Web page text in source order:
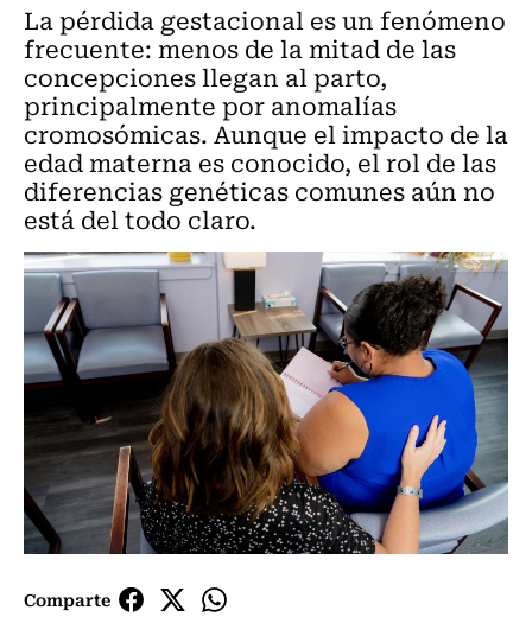
La pérdida gestacional es un fenómeno
frecuente: menos de la mitad de las
concepciones llegan al parto,
principalmente por anomalías
cromosómicas. Aunque el impacto de la
edad materna es conocido, el rol de las
diferencias genéticas comunes aún no
está del todo claro.
Comparte